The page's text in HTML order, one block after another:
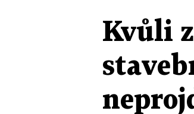
Kvůli